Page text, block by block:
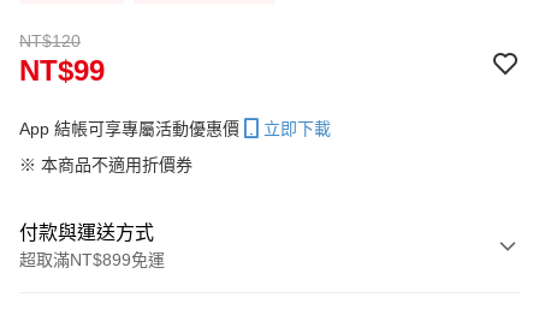
NT$120
NT$99
App 結帳可享專屬活動優惠價
立即下載
※ 本商品不適用折價券
付款與運送方式
超取滿NT$899免運